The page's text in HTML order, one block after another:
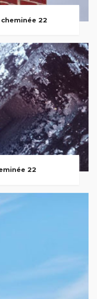
22
22